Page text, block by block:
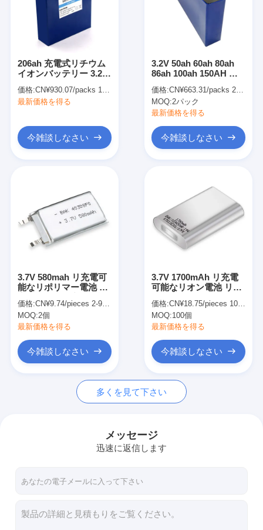
ビデオ
わたしたち に つい て
連絡 ください
ニュース
今雑談しなさい
リチウム イオン電池のパック
リチウムポリマー電池パック
206ah 充電式リチウム
イオンバッテリー 3.2V
ル マリン ゴルフカート
RV用
価格:CN¥930.07/packs 1-49 packs
最新価格を得る
今雑談しなさい
3.2V 50ah 60ah 80ah
86ah 100ah 150AH ラ
クル バッテリー ライフ
ポ4 リチウム バッテリ
ー 200ah
価格:CN¥663.31/packs 2-49 packs
MOQ:2パック
最新価格を得る
今雑談しなさい
3.7V 580mah リ充電可
能なリポリマー電池 高
なリポ電池
価格:CN¥9.74/pieces 2-99 pieces
MOQ:2個
最新価格を得る
今雑談しなさい
3.7V 1700mAh リ充電
可能なリオン電池 リチ
103450AR2 ノートパソ
コン用
価格:CN¥18.75/pieces 100-999 pieces
MOQ:100個
最新価格を得る
今雑談しなさい
多くを見て下さい
メッセージ
迅速に返信します